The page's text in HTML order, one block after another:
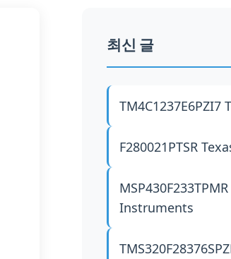
최신 글
TM4C1237E6PZI7
F280021PTSR
Instruments